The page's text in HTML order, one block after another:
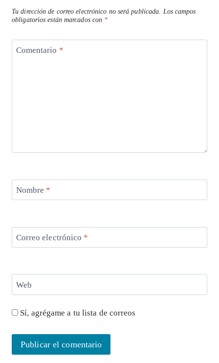
Tu dirección de correo electrónico no será publicada.
Los campos
obligatorios están marcados con *
Comentario *
Nombre *
Correo electrónico *
Web
Sí, agrégame a tu lista de correos